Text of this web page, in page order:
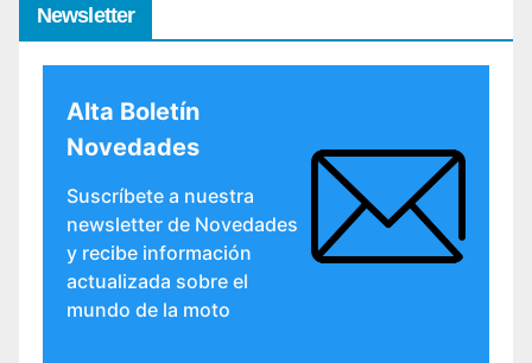
Newsletter
Alta Boletín
Novedades
Suscríbete a nuestra
newsletter de Novedades
y recibe información
actualizada sobre el
mundo de la moto